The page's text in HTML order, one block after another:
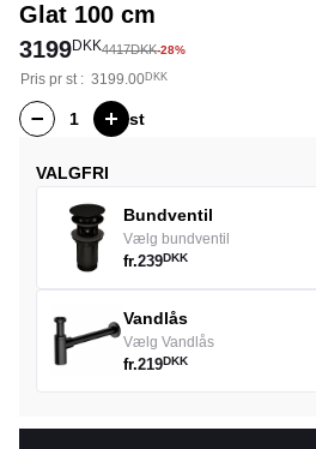
Glat 100 cm
3199DKK4417DKK-28%
Pris pr st: 3199.00DKK
st
VALGFRI
Bundventil
Vælg bundventil
fr.239DKK
Vandlås
Vælg Vandlås
fr.219DKK